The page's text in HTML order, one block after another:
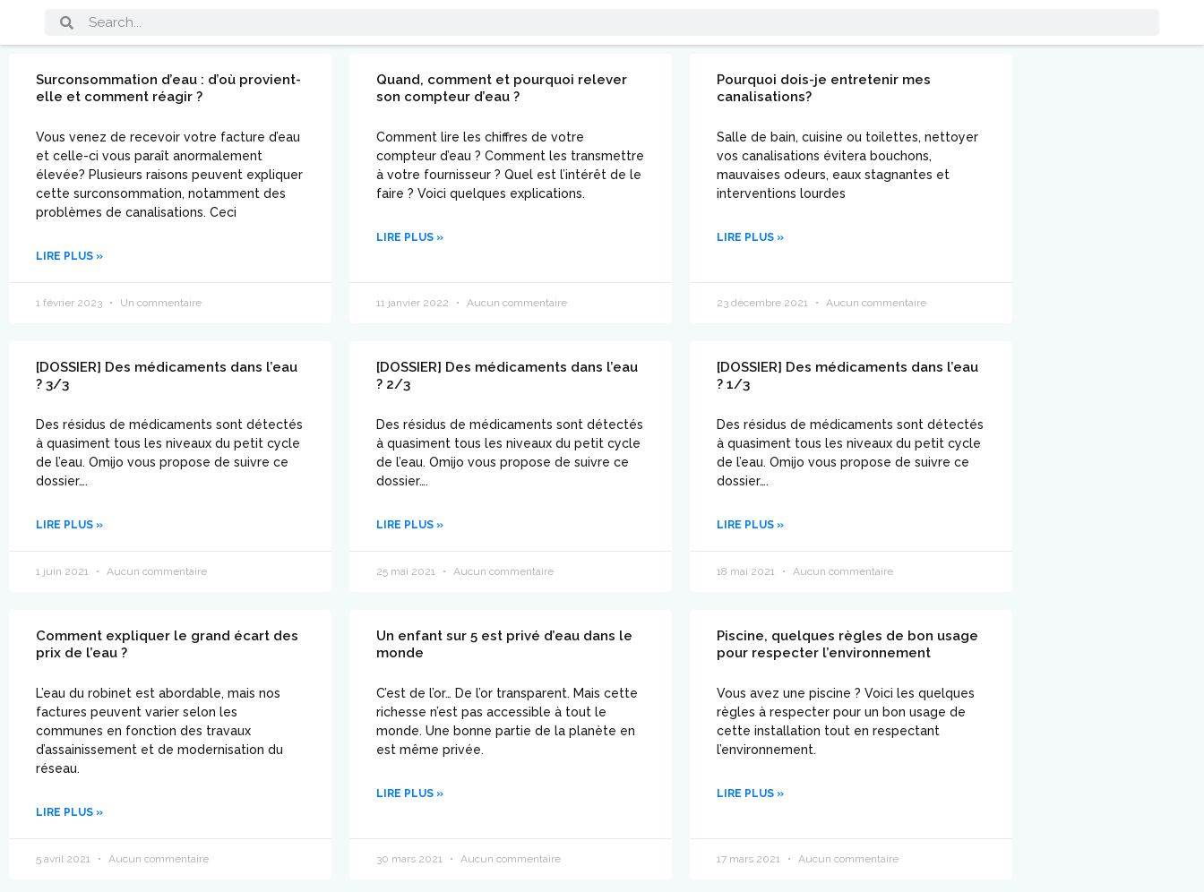
Surconsommation d’eau : d’où provient-
elle et comment réagir ?
Vous venez de recevoir votre facture d’eau
et celle-ci vous paraît anormalement
élevée? Plusieurs raisons peuvent expliquer
cette surconsommation, notamment des
problèmes de canalisations. Ceci
LIRE PLUS »
1 février 2023 Un commentaire
Quand, comment et pourquoi relever
son compteur d’eau ?
Comment lire les chiffres de votre
compteur d’eau ? Comment les transmettre
à votre fournisseur ? Quel est l’intérêt de le
faire ? Voici quelques explications.
LIRE PLUS »
11 janvier 2022 Aucun commentaire
Pourquoi dois-je entretenir mes
canalisations?
Salle de bain, cuisine ou toilettes, nettoyer
vos canalisations évitera bouchons,
mauvaises odeurs, eaux stagnantes et
interventions lourdes
LIRE PLUS »
23 décembre 2021 Aucun commentaire
[DOSSIER] Des médicaments dans l’eau
? 3/3
Des résidus de médicaments sont détectés
à quasiment tous les niveaux du petit cycle
de l’eau. Omijo vous propose de suivre ce
dossier….
LIRE PLUS »
1 juin 2021 Aucun commentaire
[DOSSIER] Des médicaments dans l’eau
? 2/3
Des résidus de médicaments sont détectés
à quasiment tous les niveaux du petit cycle
de l’eau. Omijo vous propose de suivre ce
dossier….
LIRE PLUS »
25 mai 2021 Aucun commentaire
[DOSSIER] Des médicaments dans l’eau
? 1/3
Des résidus de médicaments sont détectés
à quasiment tous les niveaux du petit cycle
de l’eau. Omijo vous propose de suivre ce
dossier….
LIRE PLUS »
18 mai 2021 Aucun commentaire
Comment expliquer le grand écart des
prix de l’eau ?
L’eau du robinet est abordable, mais nos
factures peuvent varier selon les
communes en fonction des travaux
d’assainissement et de modernisation du
réseau.
LIRE PLUS »
5 avril 2021 Aucun commentaire
Un enfant sur 5 est privé d’eau dans le
monde
C’est de l’or… De l’or transparent. Mais cette
richesse n’est pas accessible à tout le
monde. Une bonne partie de la planète en
est même privée.
LIRE PLUS »
30 mars 2021 Aucun commentaire
Piscine, quelques règles de bon usage
pour respecter l’environnement
Vous avez une piscine ? Voici les quelques
règles à respecter pour un bon usage de
cette installation tout en respectant
l’environnement.
LIRE PLUS »
17 mars 2021 Aucun commentaire